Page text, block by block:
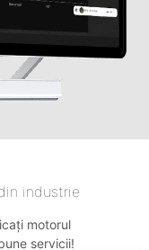
industrie
motorul
servicii!